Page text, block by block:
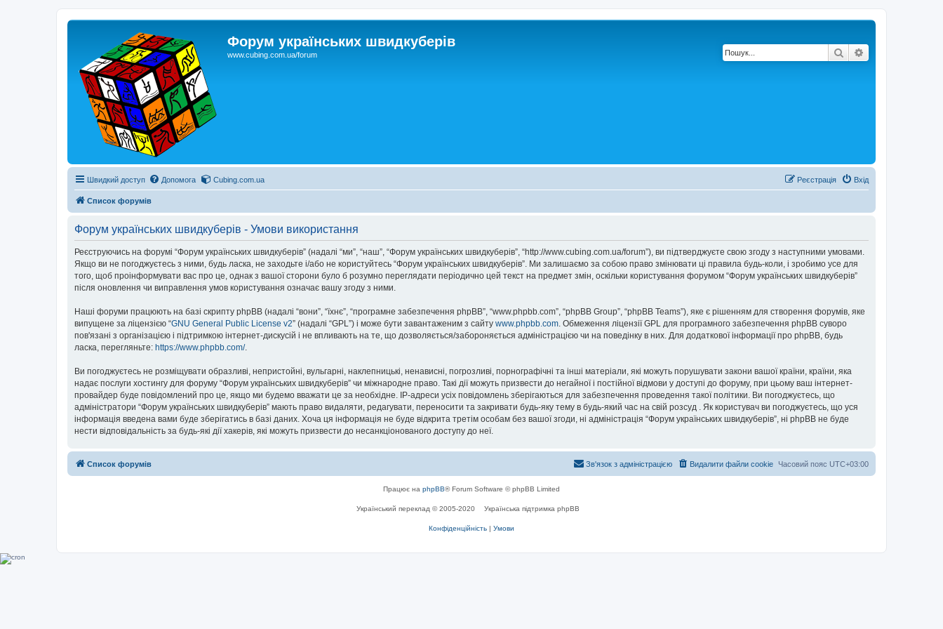
Форум українських швидкуберів
www.cubing.com.ua/forum Пошук
Швидкий доступ Допомога Cubing.com.ua Вхід
Реєстрація
Список форумів
Форум українських швидкуберів - Умови використання
Реєструючись на форумі “Форум українських швидкуберів” (надалі “ми”, “наш”, “Форум українських швидкуберів”, “http://www.cubing.com.ua/forum”), ви підтверджуєте свою згоду з наступними умовами.
Якщо ви не погоджуєтесь з ними, будь ласка, не заходьте і/або не користуйтесь “Форум українських швидкуберів”. Ми залишаємо за собою право змінювати ці правила будь-коли, і зробимо усе для
того, щоб проінформувати вас про це, однак з вашої сторони було б розумно переглядати періодично цей текст на предмет змін, оскільки користування форумом “Форум українських швидкуберів”
після оновлення чи виправлення умов користування означає вашу згоду з ними.
Наші форуми працюють на базі скрипту phpBB (надалі “вони”, “їхнє”, “програмне забезпечення phpBB”, “www.phpbb.com”, “phpBB Group”, “phpBB Teams”), яке є рішенням для створення форумів, яке
випущене за ліцензією “GNU General Public License v2” (надалі “GPL”) і може бути завантаженим з сайту www.phpbb.com. Обмеження ліцензії GPL для програмного забезпечення phpBB суворо
пов'язані з організацією і підтримкою інтернет-дискусій і не впливають на те, що дозволяється/забороняється адміністрацією чи на поведінку в них. Для додаткової інформації про phpBB, будь
ласка, перегляньте: https://www.phpbb.com/.
Ви погоджуєтесь не розміщувати образливі, непристойні, вульгарні, наклепницькі, ненависні, погрозливі, порнографічні та інші матеріали, які можуть порушувати закони вашої країни, країни, яка
надає послуги хостингу для форуму “Форум українських швидкуберів” чи міжнародне право. Такі дії можуть призвести до негайної і постійної відмови у доступі до форуму, при цьому ваш інтернет-
провайдер буде повідомлений про це, якщо ми будемо вважати це за необхідне. IP-адреси усіх повідомлень зберігаються для забезпечення проведення такої політики. Ви погоджуєтесь, що
адміністратори “Форум українських швидкуберів” мають право видаляти, редагувати, переносити та закривати будь-яку тему в будь-який час на свій розсуд . Як користувач ви погоджуєтесь, що уся
інформація введена вами буде зберігатись в базі даних. Хоча ця інформація не буде відкрита третім особам без вашої згоди, ні адміністрація “Форум українських швидкуберів”, ні phpBB не буде
нести відповідальність за будь-які дії хакерів, які можуть призвести до несанкціонованого доступу до неї.
Список форумів Часовий пояс UTC+03:00
Видалити файли cookie
Зв'язок з адміністрацією
Працює на phpBB® Forum Software © phpBB Limited
Український переклад © 2005-2020 Українська підтримка phpBB
Конфіденційність | Умови